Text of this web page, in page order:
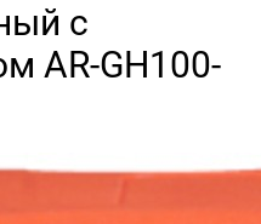
с
AR-GH100-